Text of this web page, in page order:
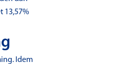
13,57%
Idem